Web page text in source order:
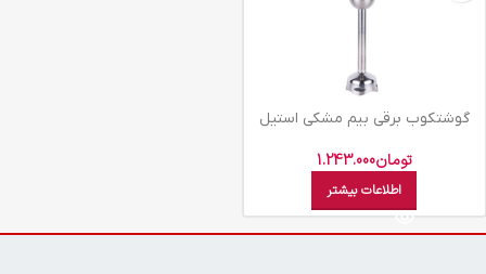
گوشتکوب برقي بيم مشکي استيل
تومان1.243.000
اطلاعات بیشتر